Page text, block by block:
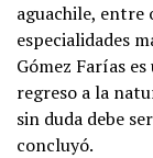
aguachile, entre
especialidades
Gómez Farías
regreso a la
sin duda debe
concluyó.